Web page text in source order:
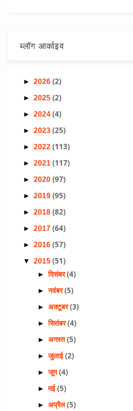
ब्लॉग आर्काइव
►2026(2)
►2025(2)
►2024(4)
►2023(25)
►2022(113)
►2021(117)
►2020(97)
►2019(95)
►2018(82)
►2017(64)
►2016(57)
▼2015(51)
►दिसंबर(4)
►नवंबर(5)
►अक्टूबर(3)
►सितंबर(4)
►अगस्त(5)
►जुलाई(2)
►जून(4)
►मई(5)
►अप्रैल(5)